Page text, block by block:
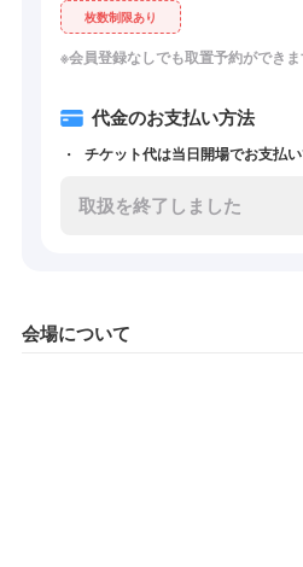
枚数制限あり
※会員登録なしでも取置予約ができま
代金のお支払い方法
チケット代は当日開場でお支払い
取扱を終了しました
会場について